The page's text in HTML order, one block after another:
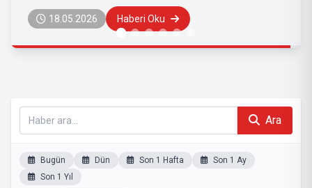
19.08.2025 Haberi Oku
Ara
Bugün Dün Son 1 Hafta
Son 1 Ay
Son 1 Yıl